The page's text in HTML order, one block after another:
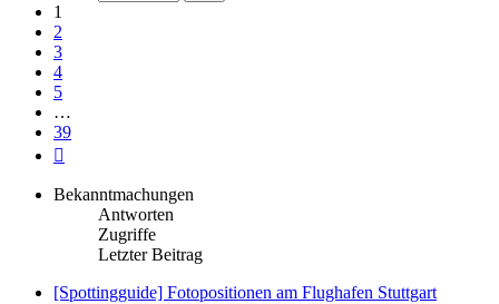
1
2
3
4
5
…
39
Bekanntmachungen
Antworten
Zugriffe
Letzter Beitrag
[Spottingguide] Fotopositionen am Flughafen Stuttgart